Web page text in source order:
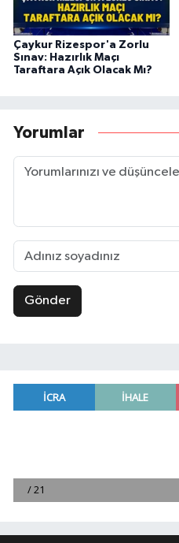
Çaykur Rizespor'a Zorlu
Sınav: Hazırlık Maçı
Taraftara Açık Olacak Mı?
Yorumlar
Gönder